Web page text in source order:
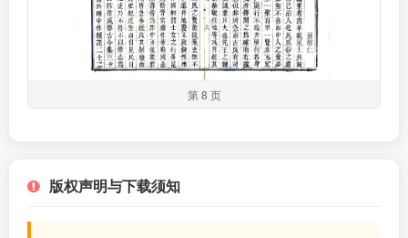
第 8 页
版权声明与下载须知